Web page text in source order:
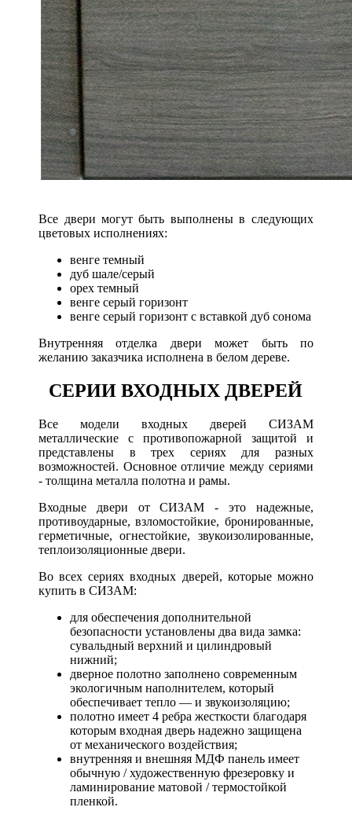
Все двери могут быть выполнены в следующих
цветовых исполнениях:
венге темный
дуб шале/серый
орех темный
венге серый горизонт
венге серый горизонт с вставкой дуб сонома
Внутренняя отделка двери может быть по
желанию заказчика исполнена в белом дереве.
СЕРИИ ВХОДНЫХ ДВЕРЕЙ
Все модели входных дверей СИЗАМ
металлические с противопожарной защитой и
представлены в трех сериях для разных
возможностей. Основное отличие между сериями
- толщина металла полотна и рамы.
Входные двери от СИЗАМ - это надежные,
противоударные, взломостойкие, бронированные,
герметичные, огнестойкие, звукоизолированные,
теплоизоляционные двери.
Во всех сериях входных дверей, которые можно
купить в СИЗАМ:
для обеспечения дополнительной
безопасности установлены два вида замка:
сувальдный верхний и цилиндровый
нижний;
дверное полотно заполнено современным
экологичным наполнителем, который
обеспечивает тепло — и звукоизоляцию;
полотно имеет 4 ребра жесткости благодаря
которым входная дверь надежно защищена
от механического воздействия;
внутренняя и внешняя МДФ панель имеет
обычную / художественную фрезеровку и
ламинирование матовой / термостойкой
пленкой.